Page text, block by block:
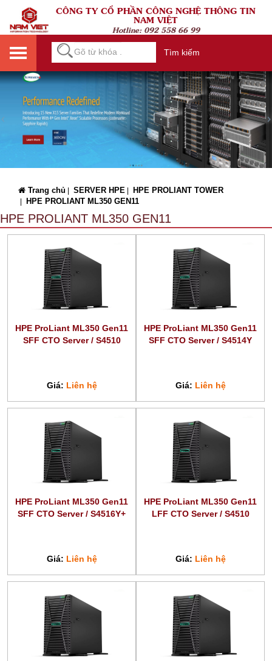
CÔNG TY CỔ PHẦN CÔNG NGHỆ THÔNG TIN
NAM VIỆT
Hotline: 092 558 66 99
Tìm kiếm
Trang chủ SERVER HPE HPE PROLIANT TOWER
HPE PROLIANT ML350 GEN11
HPE PROLIANT ML350 GEN11
HPE ProLiant ML350 Gen11
SFF CTO Server / S4510
Giá: Liên hệ
HPE ProLiant ML350 Gen11
SFF CTO Server / S4514Y
Giá: Liên hệ
HPE ProLiant ML350 Gen11
SFF CTO Server / S4516Y+
Giá: Liên hệ
HPE ProLiant ML350 Gen11
LFF CTO Server / S4510
Giá: Liên hệ